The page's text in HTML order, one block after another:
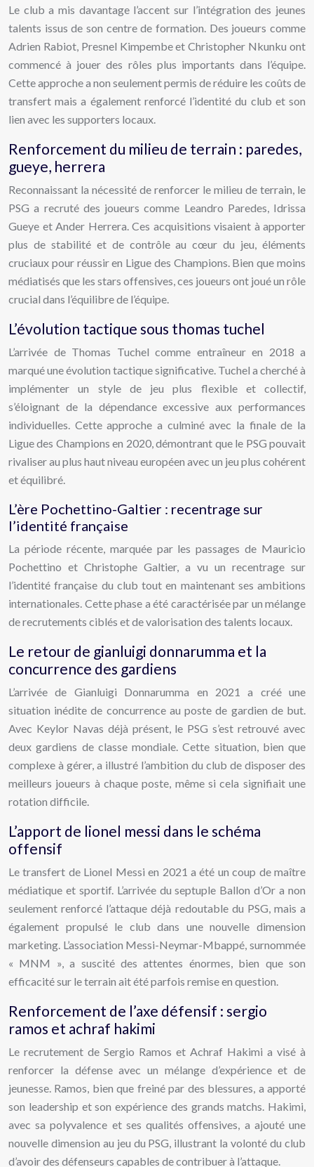
Le club a mis davantage l’accent sur l’intégration des jeunes
talents issus de son centre de formation. Des joueurs comme
Adrien Rabiot, Presnel Kimpembe et Christopher Nkunku ont
commencé à jouer des rôles plus importants dans l’équipe.
Cette approche a non seulement permis de réduire les coûts de
transfert mais a également renforcé l’identité du club et son
lien avec les supporters locaux.
Renforcement du milieu de terrain : paredes,
gueye, herrera
Reconnaissant la nécessité de renforcer le milieu de terrain, le
PSG a recruté des joueurs comme Leandro Paredes, Idrissa
Gueye et Ander Herrera. Ces acquisitions visaient à apporter
plus de stabilité et de contrôle au cœur du jeu, éléments
cruciaux pour réussir en Ligue des Champions. Bien que moins
médiatisés que les stars offensives, ces joueurs ont joué un rôle
crucial dans l’équilibre de l’équipe.
L’évolution tactique sous thomas tuchel
L’arrivée de Thomas Tuchel comme entraîneur en 2018 a
marqué une évolution tactique significative. Tuchel a cherché à
implémenter un style de jeu plus flexible et collectif,
s’éloignant de la dépendance excessive aux performances
individuelles. Cette approche a culminé avec la finale de la
Ligue des Champions en 2020, démontrant que le PSG pouvait
rivaliser au plus haut niveau européen avec un jeu plus cohérent
et équilibré.
L’ère Pochettino-Galtier : recentrage sur
l’identité française
La période récente, marquée par les passages de Mauricio
Pochettino et Christophe Galtier, a vu un recentrage sur
l’identité française du club tout en maintenant ses ambitions
internationales. Cette phase a été caractérisée par un mélange
de recrutements ciblés et de valorisation des talents locaux.
Le retour de gianluigi donnarumma et la
concurrence des gardiens
L’arrivée de Gianluigi Donnarumma en 2021 a créé une
situation inédite de concurrence au poste de gardien de but.
Avec Keylor Navas déjà présent, le PSG s’est retrouvé avec
deux gardiens de classe mondiale. Cette situation, bien que
complexe à gérer, a illustré l’ambition du club de disposer des
meilleurs joueurs à chaque poste, même si cela signifiait une
rotation difficile.
L’apport de lionel messi dans le schéma
offensif
Le transfert de Lionel Messi en 2021 a été un coup de maître
médiatique et sportif. L’arrivée du septuple Ballon d’Or a non
seulement renforcé l’attaque déjà redoutable du PSG, mais a
également propulsé le club dans une nouvelle dimension
marketing. L’association Messi-Neymar-Mbappé, surnommée
« MNM », a suscité des attentes énormes, bien que son
efficacité sur le terrain ait été parfois remise en question.
Renforcement de l’axe défensif : sergio
ramos et achraf hakimi
Le recrutement de Sergio Ramos et Achraf Hakimi a visé à
renforcer la défense avec un mélange d’expérience et de
jeunesse. Ramos, bien que freiné par des blessures, a apporté
son leadership et son expérience des grands matchs. Hakimi,
avec sa polyvalence et ses qualités offensives, a ajouté une
nouvelle dimension au jeu du PSG, illustrant la volonté du club
d’avoir des défenseurs capables de contribuer à l’attaque.